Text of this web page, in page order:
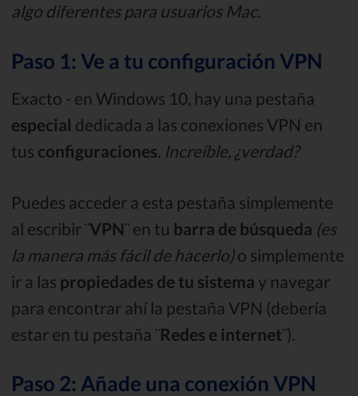
algo diferentes para usuarios Mac.
Paso 1: Ve a tu configuración VPN
Exacto - en Windows 10, hay una pestaña
especial dedicada a las conexiones VPN en
tus configuraciones Increíble, ¿verdad?
Puedes acceder a esta pestaña simplemente
al escribir ¨VPN¨ en tu barra de búsqueda (es
la manera más fácil de hacerlo)o simplemente
ir a las propiedades de tu sistema y navegar
para encontrar ahí la pestaña VPN (debería
estar en tu pestaña ¨Redes e internet¨).
Paso 2: Añade una conexión VPN